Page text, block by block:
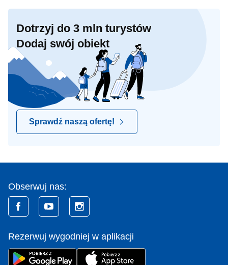
Dotrzyj do 3 mln turystów
Dodaj swój obiekt
Sprawdź naszą ofertę!
Obserwuj nas:
Rezerwuj wygodniej w aplikacji